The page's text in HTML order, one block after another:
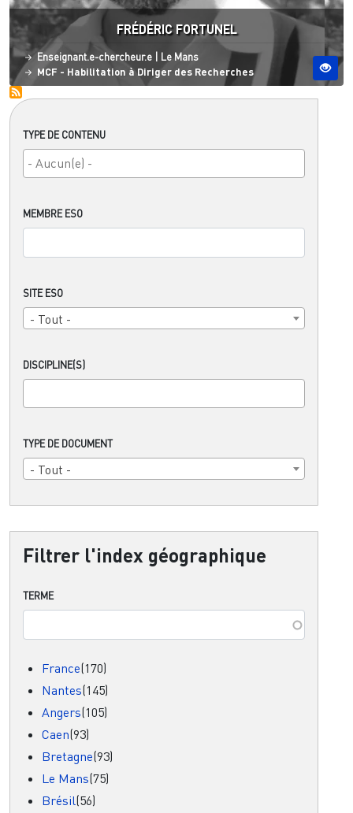
TYPE DE CONTENU
MEMBRE ESO
SITE ESO
- Tout -
DISCIPLINE(S)
TYPE DE DOCUMENT
- Tout -
Filtrer l'index géographique
TERME
France(170)
Nantes(145)
Angers(105)
Caen(93)
Bretagne(93)
Le Mans(75)
Brésil(56)
FRÉDÉRIC FORTUNEL
Statut
Enseignant.e-chercheur.e | Site ESO
Le Mans
MCF - Habilitation à Diriger des Recherches